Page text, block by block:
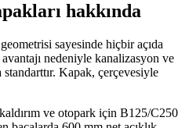
hakkında
sayesinde hiçbir açıda
nedeniyle kanalizasyon ve
Kapak, çerçevesiyle
ve otopark için B125/C250